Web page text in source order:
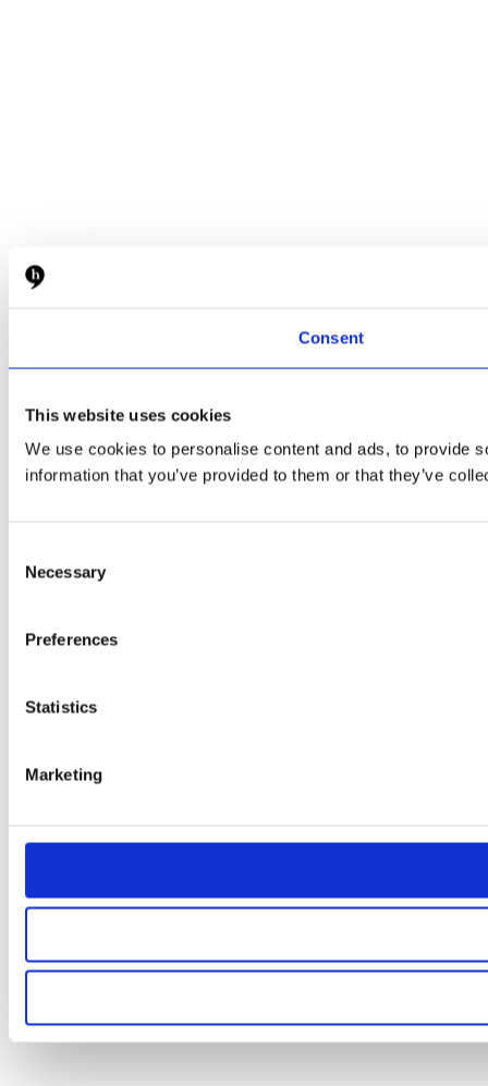
Consent
This website uses cookies
We use cookies to personalise content and ads, to provide
information that you’ve provided to them or that they’ve
Selection
Necessary
Preferences
Statistics
Marketing